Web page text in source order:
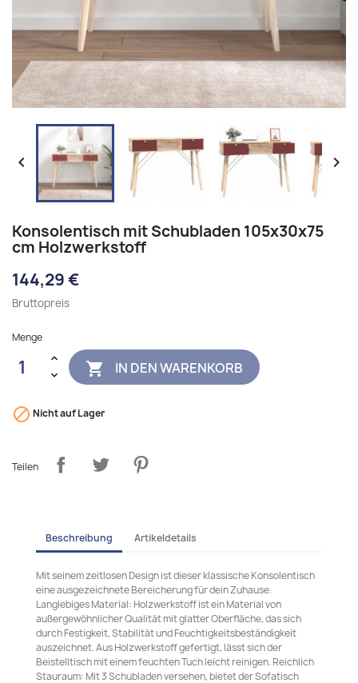
 
Konsolentisch mit Schubladen 105x30x75
cm Holzwerkstoff
144,29 €
Bruttopreis
Menge
 IN DEN WARENKORB
 Nicht auf Lager
Teilen
Beschreibung Artikeldetails
Mit seinem zeitlosen Design ist dieser klassische Konsolentisch
eine ausgezeichnete Bereicherung für dein Zuhause.
Langlebiges Material: Holzwerkstoff ist ein Material von
außergewöhnlicher Qualität mit glatter Oberfläche, das sich
durch Festigkeit, Stabilität und Feuchtigkeitsbeständigkeit
auszeichnet. Aus Holzwerkstoff gefertigt, lässt sich der
Beistelltisch mit einem feuchten Tuch leicht reinigen. Reichlich
Stauraum: Mit 3 Schubladen versehen, bietet der Sofatisch